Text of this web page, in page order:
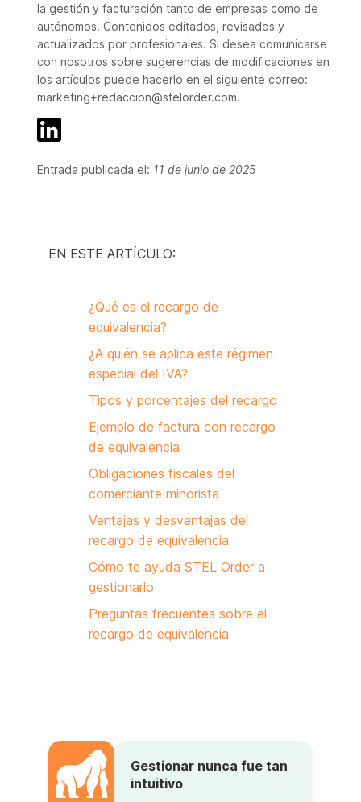
la gestión y facturación tanto de empresas como de
autónomos. Contenidos editados, revisados y
actualizados por profesionales. Si desea comunicarse
con nosotros sobre sugerencias de modificaciones en
los artículos puede hacerlo en el siguiente correo:
marketing+redaccion@stelorder.com.
Entrada publicada el: 11 de junio de 2025
EN ESTE ARTÍCULO:
¿Qué es el recargo de
equivalencia?
¿A quién se aplica este régimen
especial del IVA?
Tipos y porcentajes del recargo
Ejemplo de factura con recargo
de equivalencia
Obligaciones fiscales del
comerciante minorista
Ventajas y desventajas del
recargo de equivalencia
Cómo te ayuda STEL Order a
gestionarlo
Preguntas frecuentes sobre el
recargo de equivalencia
Gestionar nunca fue tan
intuitivo